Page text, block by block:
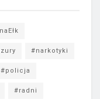
#narkotyki
#policja
#radni